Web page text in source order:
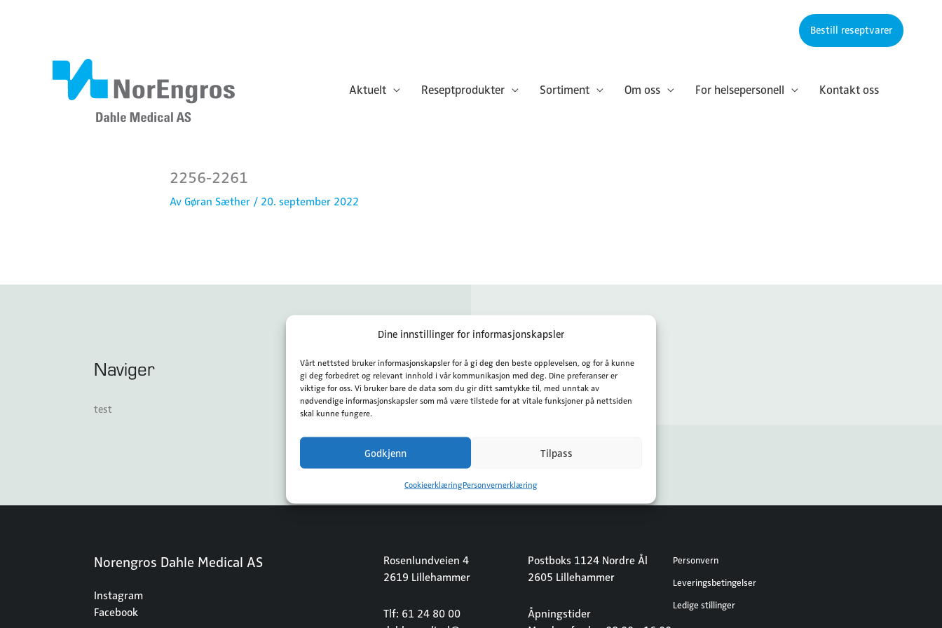
Dine innstillinger for informasjonskapsler
Vårt nettsted bruker informasjonskapsler for å gi deg den beste opplevelsen, og for å kunne
gi deg forbedret og relevant innhold i vår kommunikasjon med deg. Dine preferanser er
viktige for oss. Vi bruker bare de data som du gir ditt samtykke til, med unntak av
nødvendige informasjonskapsler som må være tilstede for at vitale funksjoner på nettsiden
skal kunne fungere.
Godkjenn Tilpass
CookieerklæringPersonvernerklæring
Bestill reseptvarer
Aktuelt Reseptprodukter Sortiment Om oss For helsepersonell Kontakt oss
2256-2261
Av Gøran Sæther / 20. september 2022
Naviger
test
Norengros Dahle Medical AS
Instagram
Facebook
Rosenlundveien 4
2619 Lillehammer
Tlf: 61 24 80 00
Postboks 1124 Nordre Ål
2605 Lillehammer
Åpningstider
Personvern
Leveringsbetingelser
Ledige stillinger